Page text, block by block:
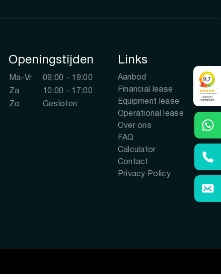
Openingstijden
Ma-Vr
09:00 - 19:00
Za
10:00 - 17:00
Zo
Gesloten
Links
Aanbod
Financial lease
Equipment lease
Operational lease
Over ons
FAQ
Calculator
Contact
Privacy Policy